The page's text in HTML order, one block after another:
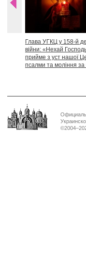
Глава УГКЦ у 158-й
війни: «Нехай
прийме з уст нашої
псалми та моління за